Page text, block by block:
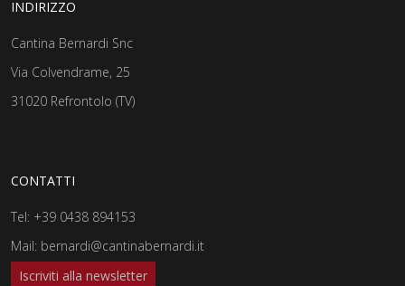
INDIRIZZO
Cantina Bernardi Snc
Via Colvendrame, 25
31020 Refrontolo (TV)
CONTATTI
Tel: +39 0438 894153
Mail: bernardi@cantinabernardi.it
Iscriviti alla newsletter